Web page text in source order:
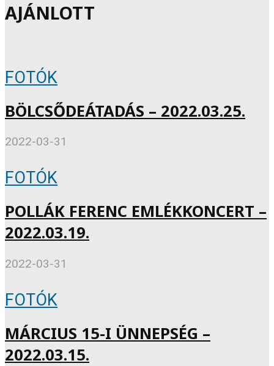
AJÁNLOTT
FOTÓK
BÖLCSŐDEÁTADÁS – 2022.03.25.
2022-03-31
FOTÓK
POLLÁK FERENC EMLÉKKONCERT –
2022.03.19.
2022-03-31
FOTÓK
MÁRCIUS 15-I ÜNNEPSÉG –
2022.03.15.